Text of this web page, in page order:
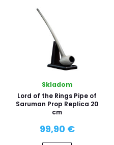
Skladom
Lord of the Rings Pipe of
Saruman Prop Replica 20
cm
99,90 €